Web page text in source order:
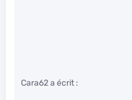
Cara62 a écrit :